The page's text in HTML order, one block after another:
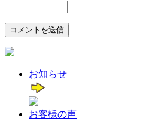
お知らせ
お客様の声